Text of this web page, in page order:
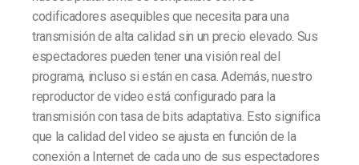
codificadores asequibles que necesita para una
transmisión de alta calidad sin un precio elevado. Sus
espectadores pueden tener una visión real del
programa, incluso si están en casa. Además, nuestro
reproductor de video está configurado para la
transmisión con tasa de bits adaptativa. Esto significa
que la calidad del video se ajusta en función de la
conexión a Internet de cada uno de sus espectadores